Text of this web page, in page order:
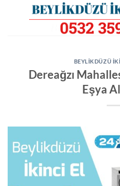
BEYLIKDÜZÜ
Dereağzı
Eşya